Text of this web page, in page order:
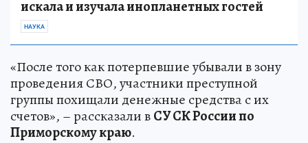
искала и изучала инопланетных гостей
НАУКА
«После того как потерпевшие убывали в зону
проведения СВО, участники преступной
группы похищали денежные средства с их
счетов», – рассказали вСУ СК России по
Приморскому краю.